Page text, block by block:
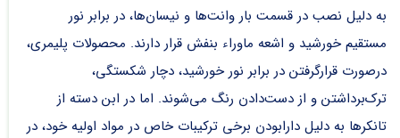
به دلیل نصب در قسمت بار وانت‌ها و نیسان‌ها، در برابر نور
مستقیم خورشید و اشعه ماوراء بنفش قرار دارند. محصولات پلیمری،
درصورت قرارگرفتن در برابر نور خورشید، دچار شکستگی،
ترک‌برداشتن و از دست‌دادن رنگ می‌شوند. اما در ابن دسته از
تانکرها به دلیل دارابودن برخی ترکیبات خاص در مواد اولیه خود، در